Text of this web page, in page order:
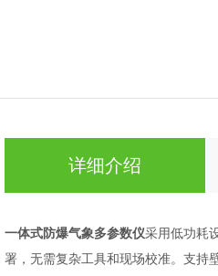
详细介绍
一体式防爆气象多参数仪采用低功耗
署，无需复杂工具和现场校准。支持